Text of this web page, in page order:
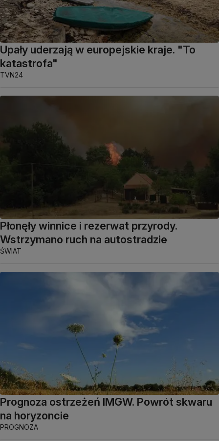
Upały uderzają w europejskie kraje. "To
katastrofa"
TVN24
Płonęły winnice i rezerwat przyrody.
Wstrzymano ruch na autostradzie
ŚWIAT
Prognoza ostrzeżeń IMGW. Powrót skwaru
na horyzoncie
PROGNOZA